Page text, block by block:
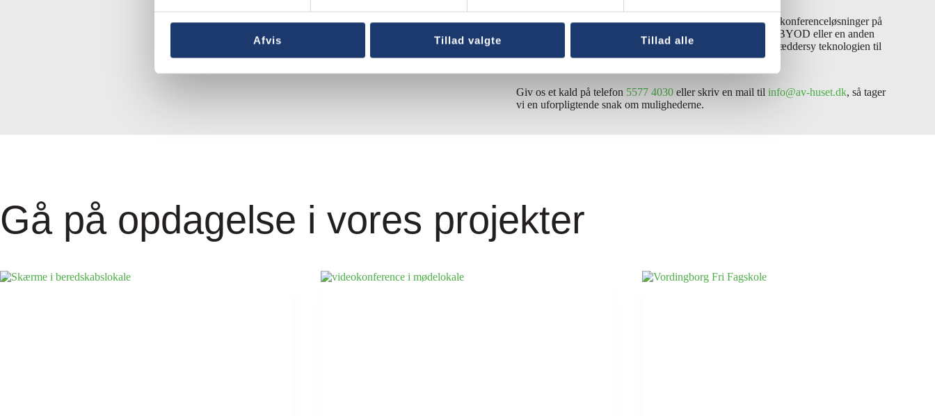
Afvis Tillad valgte Tillad alle
Gennem årene har vi leveret og monteret rigtig mange videokonferenceløsninger på
tværs af hele Danmark og i udlandet. Uanset om du vælger BYOD eller en anden
løsning som Microsoft Teams Rooms, er vi eksperter i at skræddersy teknologien til
din organisation.
Giv os et kald på telefon 5577 4030 eller skriv en mail til info@av-huset.dk, så tager
vi en uforpligtende snak om mulighederne.
Gå på opdagelse i vores projekter